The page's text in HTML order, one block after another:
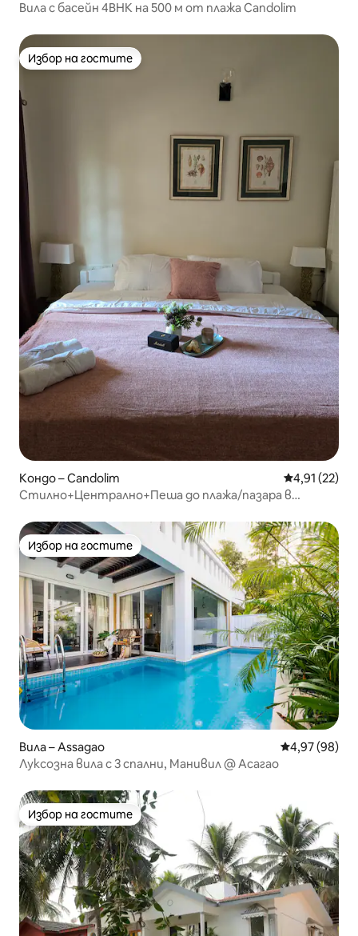
Вила с басейн 4BHK на 500 м от плажа Candolim
Избор на гостите
Избор на гостите
Кондо – Candolim Средна
4,91 (22)
Стилно+Централно+Пеша до плажа/пазара в
Избор на гостите
Избор на гостите
Вила – Assagao Средна
4,97 (98)
Луксозна вила с 3 спални, Манивил @ Асагао
Избор на гостите
Избор на гостите